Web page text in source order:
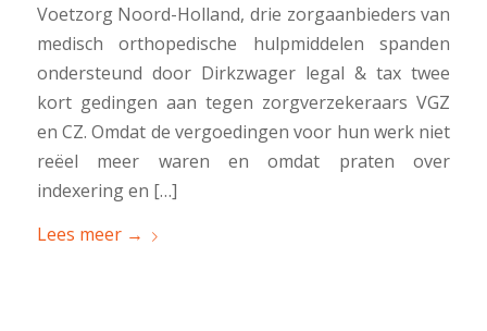
Voetzorg Noord-Holland, drie zorgaanbieders van
medisch orthopedische hulpmiddelen spanden
ondersteund door Dirkzwager legal & tax twee
kort gedingen aan tegen zorgverzekeraars VGZ
en CZ. Omdat de vergoedingen voor hun werk niet
reëel meer waren en omdat praten over
indexering en […]
Lees meer→